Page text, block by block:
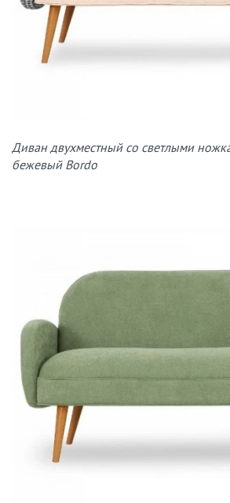
Диван двухместный со светлыми
бежевый Bordo